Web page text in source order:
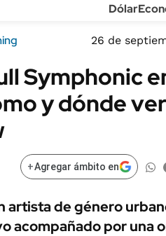
Estate
REPORT
Dólar
26 de
Symphonic
y dónde
+Agregar ámbito en
artista de género
acompañado por una